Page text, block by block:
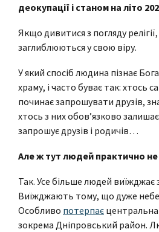
деокупації і станом на літо
Якщо дивитися з погляду
заглиблюються у свою віру.
У який спосіб людина пізнає
храму, і часто буває так: хтось
починає запрошувати друзів,
хтось з них обов’язково
запрошує друзів і родичів…
Але ж тут людей практично
Так. Усе більше людей виїжджає
Виїжджають тому, що дуже
Особливо потерпає центральна
зокрема Дніпровський район.